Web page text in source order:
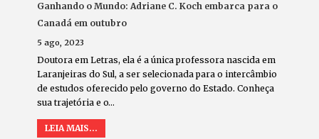
Ganhando o Mundo: Adriane C. Koch embarca para o
Canadá em outubro
5 ago, 2023
Doutora em Letras, ela é a única professora nascida em
Laranjeiras do Sul, a ser selecionada para o intercâmbio
de estudos oferecido pelo governo do Estado. Conheça
sua trajetória e o…
LEIA MAIS...